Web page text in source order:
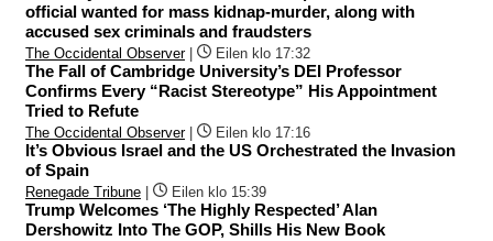
official wanted for mass kidnap-murder, along with
accused sex criminals and fraudsters
The Occidental Observer| Eilen klo 17:32
The Fall of Cambridge University’s DEI Professor
Confirms Every “Racist Stereotype” His Appointment
Tried to Refute
The Occidental Observer| Eilen klo 17:16
It’s Obvious Israel and the US Orchestrated the Invasion
of Spain
Renegade Tribune Eilen klo 15:39
Trump Welcomes ‘The Highly Respected’ Alan
Dershowitz Into The GOP, Shills His New Book